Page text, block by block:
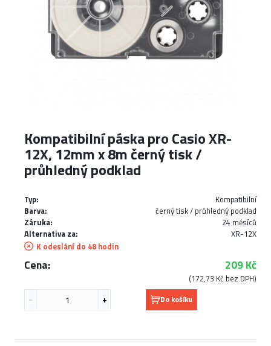
Kompatibilní páska pro Casio XR-
12X, 12mm x 8m černý tisk /
průhledný podklad
Typ:
Kompatibilní
Barva:
černý tisk / průhledný podklad
Záruka:
24 měsíců
Alternativa za:
XR-12X
K odeslání do 48 hodin
Cena: 209 Kč
(172,73 Kč bez DPH)
Do košíku